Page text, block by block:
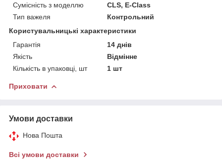
Сумісність з моделлю
CLS, E-Class
Тип важеля
Контрольний
Користувальницькі характеристики
Гарантія
14 днів
Якість
Відмінне
Кількість в упаковці, шт
1 шт
Приховати
Умови доставки
Нова Пошта
Всі умови доставки